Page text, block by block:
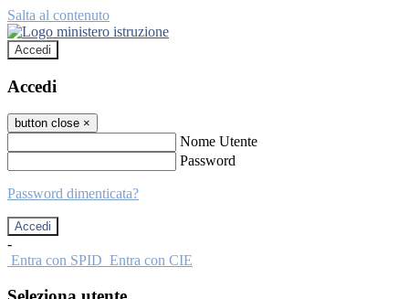
Salta al contenuto
Accedi
Accedi
button close ×
Nome Utente
Password
Password dimenticata?
-
Entra con SPID Entra con CIE